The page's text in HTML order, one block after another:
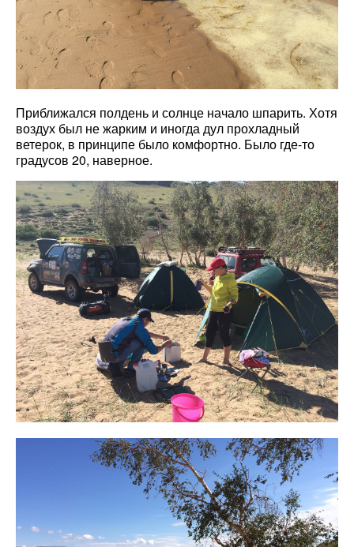
Приближался полдень и солнце начало шпарить. Хотя
воздух был не жарким и иногда дул прохладный
ветерок, в принципе было комфортно. Было где-то
градусов 20, наверное.